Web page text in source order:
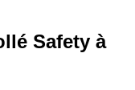
Safety à